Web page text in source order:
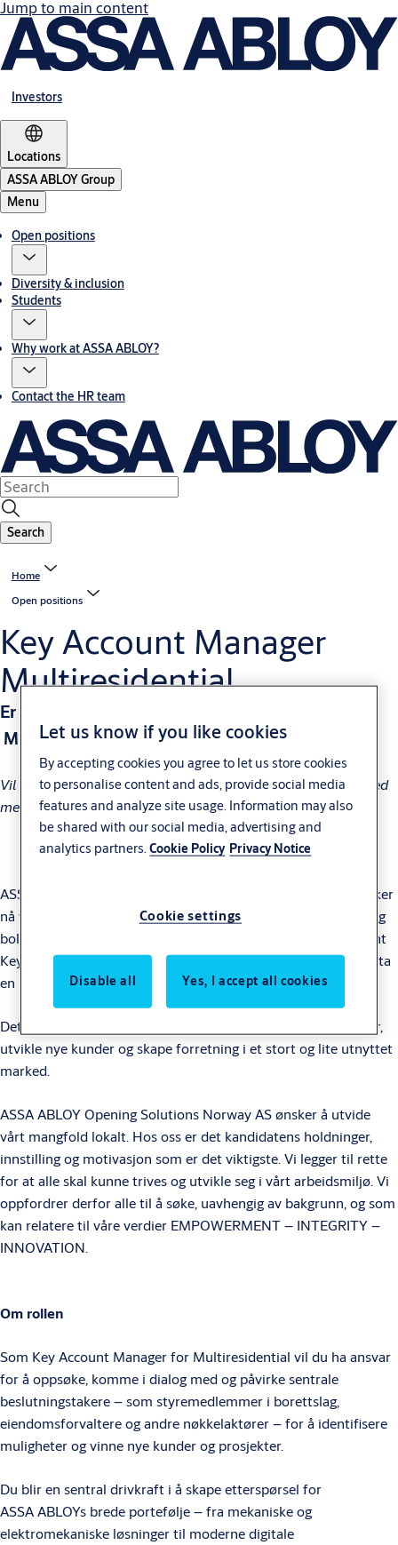
Jump to main content
Investors
Locations
ASSA ABLOY Group
Menu
Open positions
Diversity & inclusion
Students
Why work at ASSA ABLOY?
Contact the HR team
Search
Home
Open positions
Key Account Manager
Multiresidential
Er du vår nye Key Account Manager –
Multiresidential?
Vil du løfte vår satsning ytterligere og skape vekst i et marked
med stort potensial?
ASSA ABLOY Opening Solutions Norway er i vekst, og vi styrker
nå vår satsning innen Multiresidential – borettslag, sameier og
boligkomplekser. Vi søker en resultatorientert og fremoverlent
Key Account Manager med tydelig hunter-mentalitet som vil ta
en ledende rolle i dette arbeidet.
Dette er en unik mulighet for deg som trigges av å åpne dører,
utvikle nye kunder og skape forretning i et stort og lite utnyttet
marked.
ASSA ABLOY Opening Solutions Norway AS ønsker å utvide
vårt mangfold lokalt. Hos oss er det kandidatens holdninger,
innstilling og motivasjon som er det viktigste. Vi legger til rette
for at alle skal kunne trives og utvikle seg i vårt arbeidsmiljø. Vi
oppfordrer derfor alle til å søke, uavhengig av bakgrunn, og som
kan relatere til våre verdier EMPOWERMENT – INTEGRITY –
INNOVATION.
Om rollen
Som Key Account Manager for Multiresidential vil du ha ansvar
for å oppsøke, komme i dialog med og påvirke sentrale
beslutningstakere – som styremedlemmer i borettslag,
eiendomsforvaltere og andre nøkkelaktører – for å identifisere
muligheter og vinne nye kunder og prosjekter.
Du blir en sentral drivkraft i å skape etterspørsel for
ASSA ABLOYs brede portefølje – fra mekaniske og
elektromekaniske løsninger til moderne digitale
Let us know if you like cookies
By accepting cookies you agree to let us store cookies
to personalise content and ads, provide social media
features and analyze site usage. Information may also
be shared with our social media, advertising and
analytics partners.Cookie Policy Privacy Notice
Cookie settings
Disable all Yes, I accept all cookies